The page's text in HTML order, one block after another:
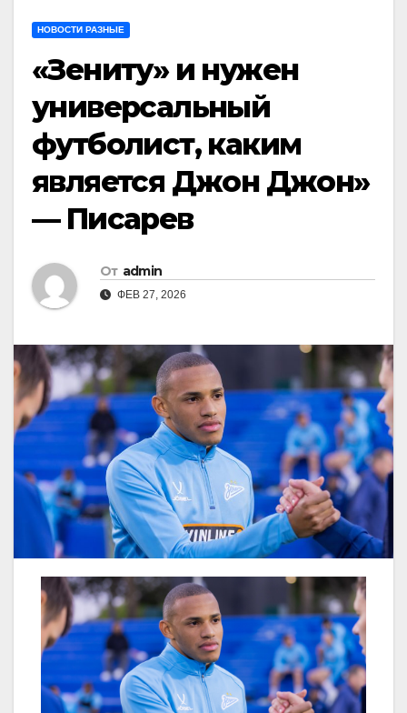
НОВОСТИ РАЗНЫЕ
«Зениту» и нужен
универсальный
футболист, каким
является Джон Джон»
— Писарев
От admin
ФЕВ 27, 2026